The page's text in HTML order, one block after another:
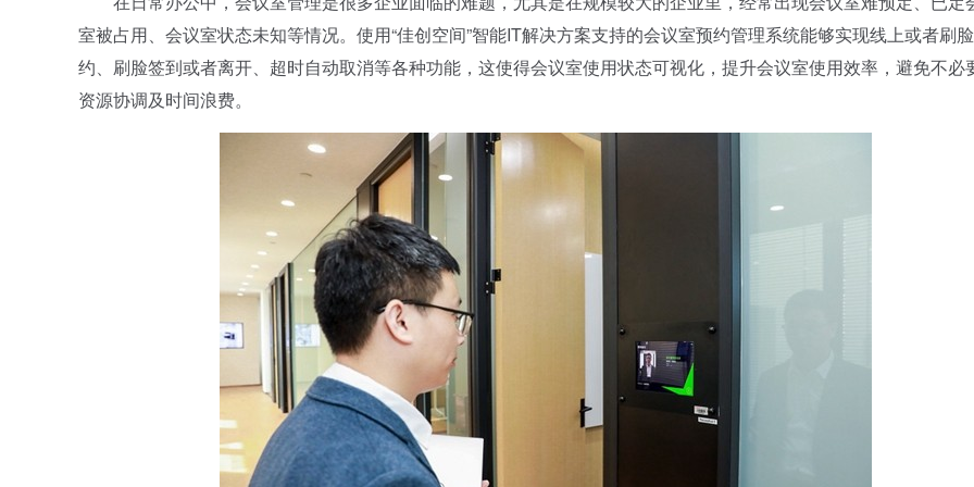
室被占用、会议室状态未知等情况。使用“佳创空间”智能IT解决方案支持的会议室预约管理系统能够实现线上或者刷
约、刷脸签到或者离开、超时自动取消等各种功能，这使得会议室使用状态可视化，提升会议室使用效率，避免不必
资源协调及时间浪费。